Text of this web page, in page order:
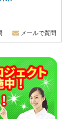
メールで質問